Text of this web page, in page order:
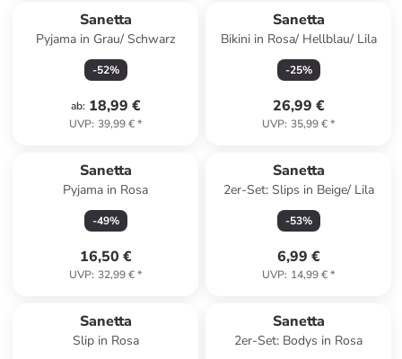
Sanetta
Pyjama in Grau/ Schwarz
-52%
ab: 18,99 €
UVP: 39,99 €*
Sanetta
Bikini in Rosa/ Hellblau/ Lila
-25%
26,99 €
UVP: 35,99 €*
Sanetta
Pyjama in Rosa
-49%
16,50 €
UVP: 32,99 €*
Sanetta
2er-Set: Slips in Beige/ Lila
-53%
6,99 €
UVP: 14,99 €*
Sanetta
Slip in Rosa
Sanetta
2er-Set: Bodys in Rosa